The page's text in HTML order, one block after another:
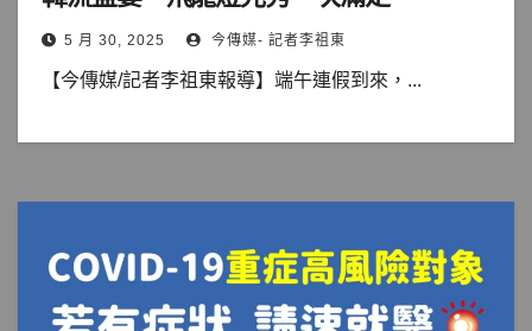
5 月 30, 2025 今傳媒- 記者李祖東
【今傳媒/記者李祖東報導】端午連假到來，...